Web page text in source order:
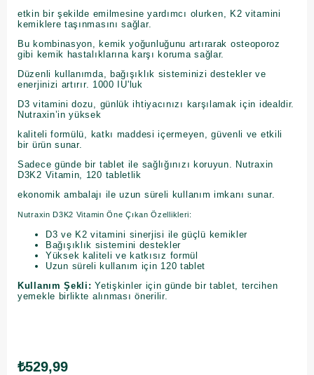
etkin bir şekilde emilmesine yardımcı olurken, K2 vitamini
kemiklere taşınmasını sağlar.
Bu kombinasyon, kemik yoğunluğunu artırarak osteoporoz
gibi kemik hastalıklarına karşı koruma sağlar.
Düzenli kullanımda, bağışıklık sisteminizi destekler ve
enerjinizi artırır. 1000 IU'luk
D3 vitamini dozu, günlük ihtiyacınızı karşılamak için idealdir.
Nutraxin’in yüksek
kaliteli formülü, katkı maddesi içermeyen, güvenli ve etkili
bir ürün sunar.
Sadece günde bir tablet ile sağlığınızı koruyun. Nutraxin
D3K2 Vitamin, 120 tabletlik
ekonomik ambalajı ile uzun süreli kullanım imkanı sunar.
Nutraxin D3K2 Vitamin Öne Çıkan Özellikleri:
D3 ve K2 vitamini sinerjisi ile güçlü kemikler
Bağışıklık sistemini destekler
Yüksek kaliteli ve katkısız formül
Uzun süreli kullanım için 120 tablet
Kullanım Şekli: Yetişkinler için günde bir tablet, tercihen
yemekle birlikte alınması önerilir.
₺529,99